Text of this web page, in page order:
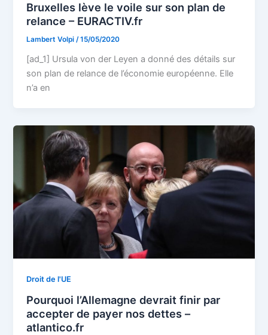
Bruxelles lève le voile sur son plan de
relance – EURACTIV.fr
Lambert Volpi/15/05/2020
[ad_1] Ursula von der Leyen a donné des détails sur
son plan de relance de l’économie européenne. Elle
n’a en
Droit de l'UE
Pourquoi l’Allemagne devrait finir par
accepter de payer nos dettes –
atlantico.fr